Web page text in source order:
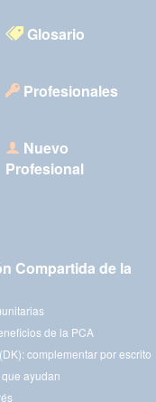
Glosario
Profesionales
Nuevo
Profesional
Compartida de la
de la PCA
complementar por escrito
ayudan